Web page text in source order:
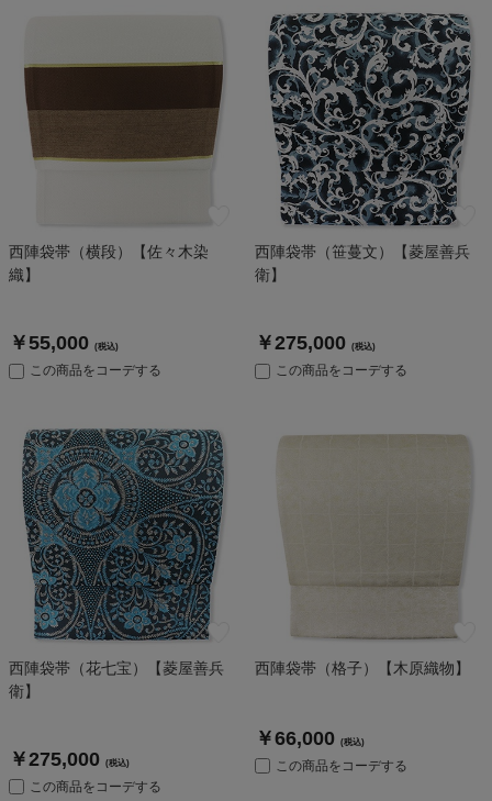
西陣袋帯（横段）【佐々木染
織】
￥55,000 (税込)
この商品をコーデする
西陣袋帯（笹蔓文）【菱屋善兵
衛】
￥275,000 (税込)
この商品をコーデする
西陣袋帯（花七宝）【菱屋善兵
衛】
￥275,000 (税込)
この商品をコーデする
西陣袋帯（格子）【木原織物】
￥66,000 (税込)
この商品をコーデする